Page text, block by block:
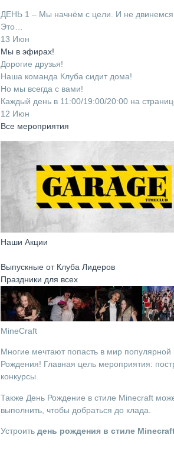
ДЕНЬ 1 – Мы начнём с цели. И не двинемся
Это…
13 Июн
Мы в эфирах!
Дорогие друзья!
Наша команда Клуба сидит дома!
Но мы всегда с вами!
Каждый день в 11:00/19:00/20:00 на
12 Июн
Все мероприятия
Наши Акции
Выпускные от Клуба Лидеров
Праздники для всех
MineCraft
Многие мечтают попасть в мир
Рождения! Главная цель мероприятия:
конкурсы.
Также День Рождение в стиле Minecraft
выполнить, чтобы добраться до клада.
Устроить день рождения в стиле